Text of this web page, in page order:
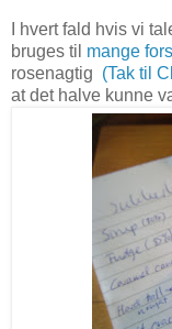
I hvert fald hvis vi
bruges til mange
rosenagtig (Tak til
at det halve kunne